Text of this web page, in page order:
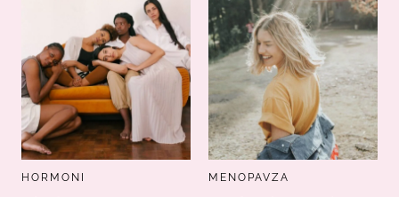
HORMONI MENOPAVZA